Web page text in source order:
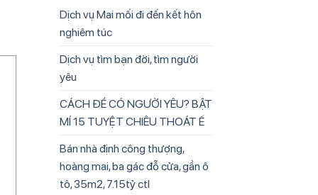
Dịch vụ Mai mối đi đến kết hôn
nghiêm túc
Dịch vụ tìm bạn đời, tìm người
yêu
CÁCH ĐỂ CÓ NGƯỜI YÊU? BẬT
MÍ 15 TUYỆT CHIÊU THOÁT Ế
Bán nhà định công thượng,
hoàng mai, ba gác đỗ cửa, gần ô
tô, 35m2, 7.15tỷ ctl